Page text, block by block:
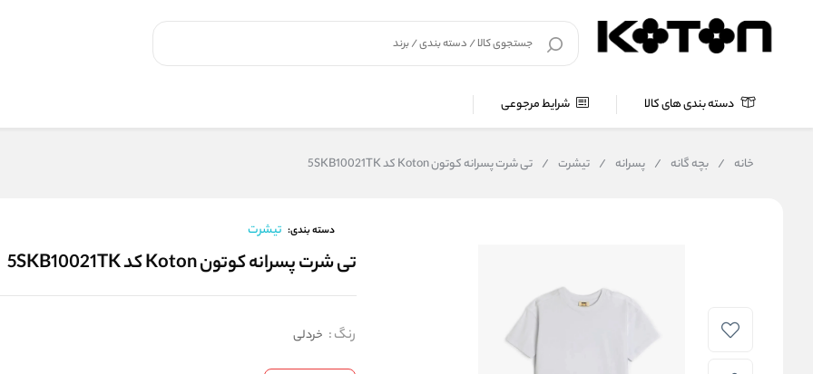
دسته بندی های کالا شرایط مرجوعی
خانه / بچه گانه / پسرانه / تیشرت / تی شرت پسرانه کوتون Koton کد 5SKB10021TK
دسته بندی: تیشرت
تی شرت پسرانه کوتون Koton کد 5SKB10021TK
رنگ: خردلی